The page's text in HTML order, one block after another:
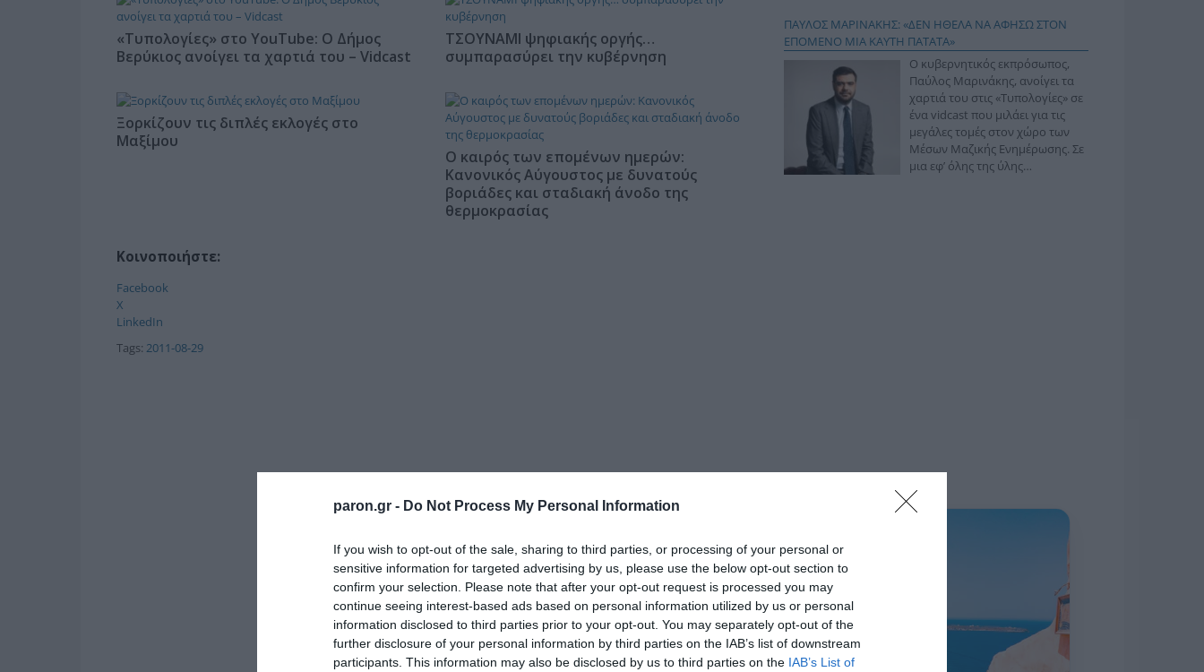
paron.gr - Do Not Process My Personal Information
If you wish to opt-out of the sale, sharing to third parties, or processing of your personal or
sensitive information for targeted advertising by us, please use the below opt-out section to
confirm your selection. Please note that after your opt-out request is processed you may
continue seeing interest-based ads based on personal information utilized by us or personal
information disclosed to third parties prior to your opt-out. You may separately opt-out of the
further disclosure of your personal information by third parties on the IAB’s list of downstream
participants. This information may also be disclosed by us to third parties on the IAB’s List of
«Τυπολογίες» στο YouTube: Ο Δήμος
Βερύκιος ανοίγει τα χαρτιά του – Vidcast
ΤΣΟΥΝΑΜΙ ψηφιακής οργής…
συμπαρασύρει την κυβέρνηση
Ξορκίζουν τις διπλές εκλογές στο
Μαξίμου
Ο καιρός των επομένων ημερών:
Κανονικός Αύγουστος με δυνατούς
βοριάδες και σταδιακή άνοδο της
θερμοκρασίας
Κοινοποιήστε:
Facebook
X
LinkedIn
Tags: 2011-08-29
ΠΑΥΛΟΣ ΜΑΡΙΝΑΚΗΣ: «ΔΕΝ ΗΘΕΛΑ ΝΑ ΑΦΗΣΩ ΣΤΟΝ
ΕΠΟΜΕΝΟ ΜΙΑ ΚΑΥΤΗ ΠΑΤΑΤΑ»
Ο κυβερνητικός εκπρόσωπος,
Παύλος Μαρινάκης, ανοίγει τα
χαρτιά του στις «Τυπολογίες» σε
ένα vidcast που μιλάει για τις
μεγάλες τομές στον χώρο των
Μέσων Μαζικής Ενημέρωσης. Σε
μια εφ’ όλης της ύλης